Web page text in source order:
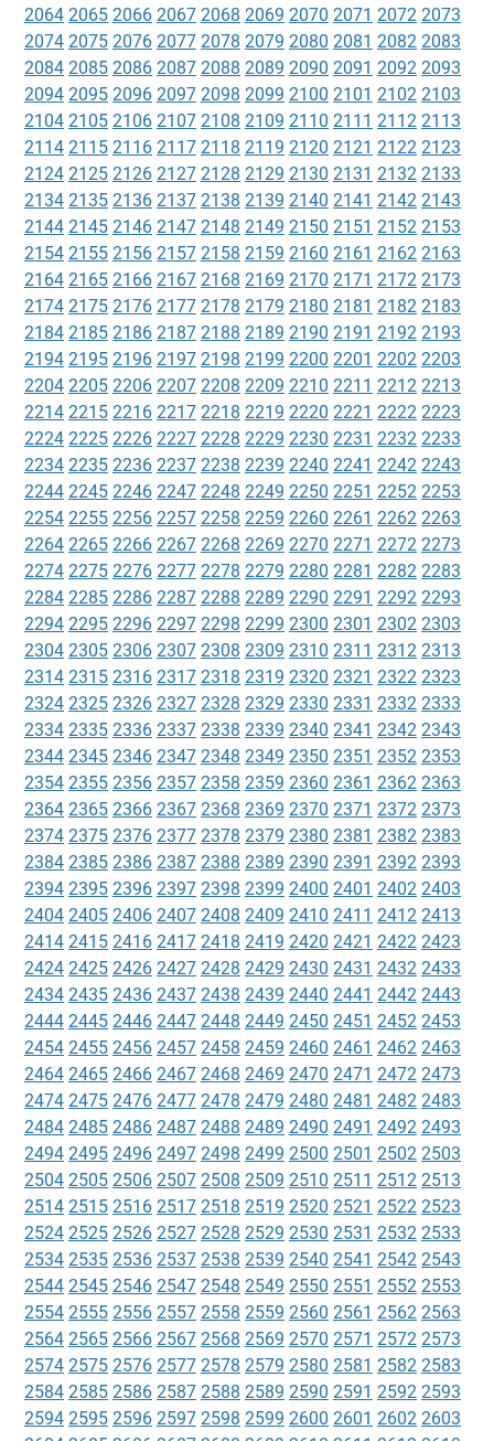
2064 2065 2066 2067 2068 2069 2070 2071 2072 2073
2074 2075 2076 2077 2078 2079 2080 2081 2082 2083
2084 2085 2086 2087 2088 2089 2090 2091 2092 2093
2094 2095 2096 2097 2098 2099 2100 2101 2102 2103
2104 2105 2106 2107 2108 2109 2110 2111 2112 2113
2114 2115 2116 2117 2118 2119 2120 2121 2122 2123
2124 2125 2126 2127 2128 2129 2130 2131 2132 2133
2134 2135 2136 2137 2138 2139 2140 2141 2142 2143
2144 2145 2146 2147 2148 2149 2150 2151 2152 2153
2154 2155 2156 2157 2158 2159 2160 2161 2162 2163
2164 2165 2166 2167 2168 2169 2170 2171 2172 2173
2174 2175 2176 2177 2178 2179 2180 2181 2182 2183
2184 2185 2186 2187 2188 2189 2190 2191 2192 2193
2194 2195 2196 2197 2198 2199 2200 2201 2202 2203
2204 2205 2206 2207 2208 2209 2210 2211 2212 2213
2214 2215 2216 2217 2218 2219 2220 2221 2222 2223
2224 2225 2226 2227 2228 2229 2230 2231 2232 2233
2234 2235 2236 2237 2238 2239 2240 2241 2242 2243
2244 2245 2246 2247 2248 2249 2250 2251 2252 2253
2254 2255 2256 2257 2258 2259 2260 2261 2262 2263
2264 2265 2266 2267 2268 2269 2270 2271 2272 2273
2274 2275 2276 2277 2278 2279 2280 2281 2282 2283
2284 2285 2286 2287 2288 2289 2290 2291 2292 2293
2294 2295 2296 2297 2298 2299 2300 2301 2302 2303
2304 2305 2306 2307 2308 2309 2310 2311 2312 2313
2314 2315 2316 2317 2318 2319 2320 2321 2322 2323
2324 2325 2326 2327 2328 2329 2330 2331 2332 2333
2334 2335 2336 2337 2338 2339 2340 2341 2342 2343
2344 2345 2346 2347 2348 2349 2350 2351 2352 2353
2354 2355 2356 2357 2358 2359 2360 2361 2362 2363
2364 2365 2366 2367 2368 2369 2370 2371 2372 2373
2374 2375 2376 2377 2378 2379 2380 2381 2382 2383
2384 2385 2386 2387 2388 2389 2390 2391 2392 2393
2394 2395 2396 2397 2398 2399 2400 2401 2402 2403
2404 2405 2406 2407 2408 2409 2410 2411 2412 2413
2414 2415 2416 2417 2418 2419 2420 2421 2422 2423
2424 2425 2426 2427 2428 2429 2430 2431 2432 2433
2434 2435 2436 2437 2438 2439 2440 2441 2442 2443
2444 2445 2446 2447 2448 2449 2450 2451 2452 2453
2454 2455 2456 2457 2458 2459 2460 2461 2462 2463
2464 2465 2466 2467 2468 2469 2470 2471 2472 2473
2474 2475 2476 2477 2478 2479 2480 2481 2482 2483
2484 2485 2486 2487 2488 2489 2490 2491 2492 2493
2494 2495 2496 2497 2498 2499 2500 2501 2502 2503
2504 2505 2506 2507 2508 2509 2510 2511 2512 2513
2514 2515 2516 2517 2518 2519 2520 2521 2522 2523
2524 2525 2526 2527 2528 2529 2530 2531 2532 2533
2534 2535 2536 2537 2538 2539 2540 2541 2542 2543
2544 2545 2546 2547 2548 2549 2550 2551 2552 2553
2554 2555 2556 2557 2558 2559 2560 2561 2562 2563
2564 2565 2566 2567 2568 2569 2570 2571 2572 2573
2574 2575 2576 2577 2578 2579 2580 2581 2582 2583
2584 2585 2586 2587 2588 2589 2590 2591 2592 2593
2594 2595 2596 2597 2598 2599 2600 2601 2602 2603